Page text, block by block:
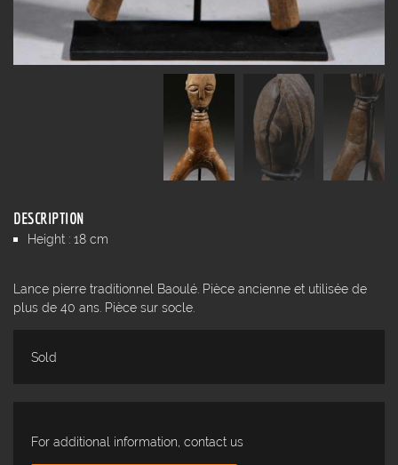
DESCRIPTION
Height : 18 cm
Lance pierre traditionnel Baoulé. Pièce ancienne et utilisée de
plus de 40 ans. Pièce sur socle.
Sold
For additional information, contact us